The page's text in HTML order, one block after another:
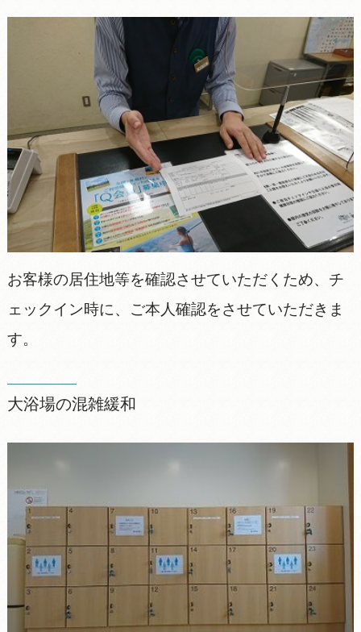
お客様の居住地等を確認させていただくため、チ
ェックイン時に、ご本人確認をさせていただきま
す。
大浴場の混雑緩和